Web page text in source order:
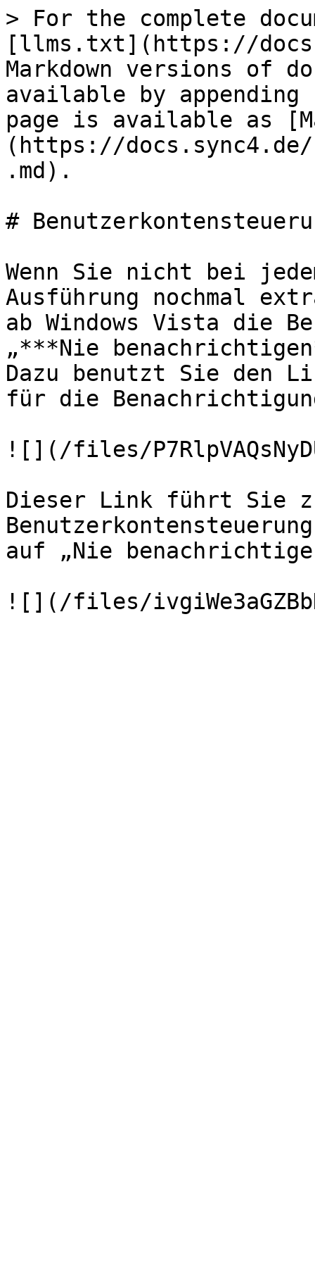
> For the complete
[llms.txt](https://
Markdown versions of
available by
page is available as
(https://docs.sync4.de/
.md).
#
Wenn Sie nicht bei
Ausführung nochmal
ab Windows Vista die
„***Nie
Dazu benutzt Sie den
für die
![](/files/
Dieser Link führt Sie
auf „Nie